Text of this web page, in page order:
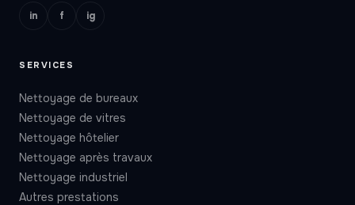
in f ig
SERVICES
Nettoyage de bureaux
Nettoyage de vitres
Nettoyage hôtelier
Nettoyage après travaux
Nettoyage industriel
Autres prestations